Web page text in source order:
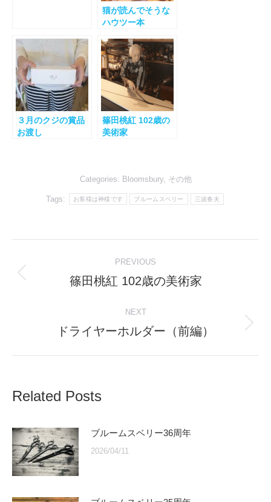
猫が読んでそうな
ハウツー本
３月のクジの賞品
お渡し
篠田桃紅 102歳の
美術家
Categories: Bloomsbury, その他
Tags: お客様は神様です ブルームスベリー 三波春夫
navigation
PREVIOUS
Previous
篠田桃紅 102歳の美術家
NEXT
Next
ドライヤーホルダー（前編）
Related Posts
ブルームスベリー36周年
2026/04/11